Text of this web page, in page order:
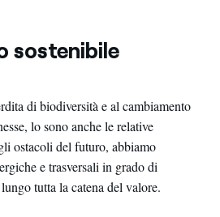
sostenibile
di biodiversità e al cambiamento
lo sono anche le relative
ostacoli del futuro, abbiamo
e trasversali in grado di
tutta la catena del valore.